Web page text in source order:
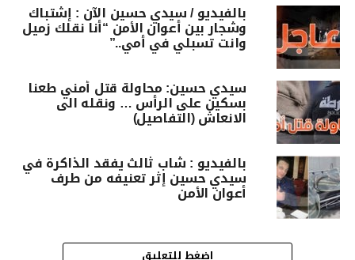
بالفيديو / سيدي حسين الآن : إشتباك
وشجار بين أعوان الأمن “أنا نقلك زميل
وانت تسبلي في أمي..”
سيدي حسين: محاولة قتل أمني طعنا
بسكين على الرأس … ونقله الى
الانعاش (التفاصيل)
بالفيديو : شاب ثالث يفقد الذاكرة في
سيدي حسين إثر تعنيفه من طرف
أعوان الأمن